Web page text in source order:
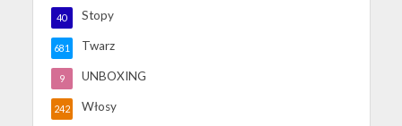
Stopy
40
Twarz
681
UNBOXING
9
Włosy
242